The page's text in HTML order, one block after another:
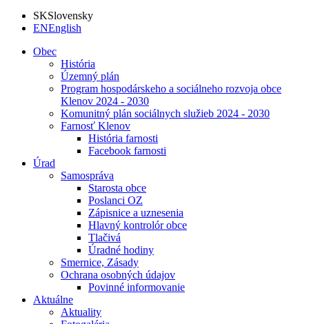
SKSlovensky
ENEnglish
Obec
História
Územný plán
Program hospodárskeho a sociálneho rozvoja obce
Klenov 2024 - 2030
Komunitný plán sociálnych služieb 2024 - 2030
Farnosť Klenov
História farnosti
Facebook farnosti
Úrad
Samospráva
Starosta obce
Poslanci OZ
Zápisnice a uznesenia
Hlavný kontrolór obce
Tlačivá
Úradné hodiny
Smernice, Zásady
Ochrana osobných údajov
Povinné informovanie
Aktuálne
Aktuality